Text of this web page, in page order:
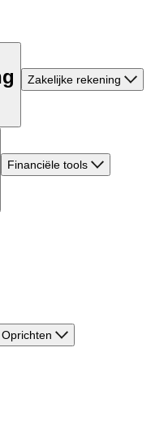
Zakelijke rekening
Financiële tools
Oprichten